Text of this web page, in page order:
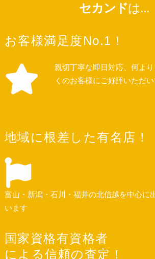
セカンドは...
お客様満足度No.1！
親切丁寧な即日対応、何よ
くのお客様にご好評いただ
地域に根差した有名店！
富山・新潟・石川・福井の北信越を中心に
います
国家資格有資格者
による信頼の査定！